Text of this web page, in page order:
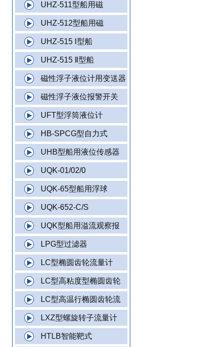
UHZ-511型船用磁
UHZ-512型船用磁
UHZ-515 Ⅰ型船
UHZ-515 Ⅱ型船
磁性浮子液位计用变送器
磁性浮子液位报警开关
UFT型浮筒液位计
HB-SPCG型自力式
UHB型船用液位传感器
UQK-01/02/0
UQK-65型船用浮球
UQK-652-C/S
UQK型船用溢流观察报
LPG型过滤器
LC型椭圆齿轮流量计
LC型高粘度型椭圆齿轮
LC型高温行椭圆齿轮流
LXZ型螺旋转子流量计
HTLB智能靶式